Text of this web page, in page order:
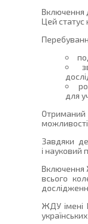
Включення
Цей статус
для
Отриманий
Завдяки
і науковий
Включення
всього
ЖДУ імені